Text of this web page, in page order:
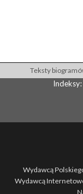
Teksty
Indeksy:
Wydawcą
Wydawcą